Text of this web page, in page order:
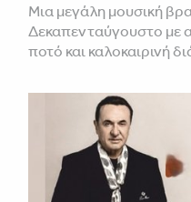
Μια μεγάλη μουσική
Δεκαπενταύγουστο με
ποτό και καλοκαιρινή